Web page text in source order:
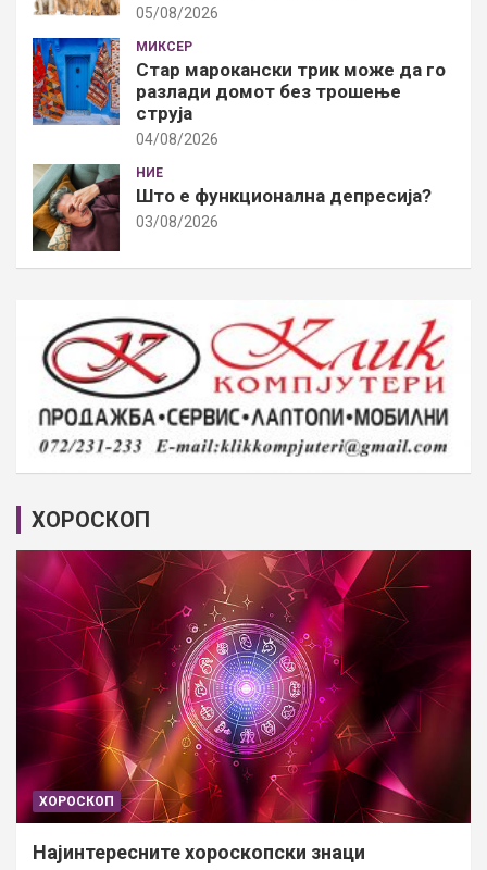
05/08/2026
МИКСЕР
Стар марокански трик може да го
разлади домот без трошење
струја
04/08/2026
НИЕ
Што е функционална депресија?
03/08/2026
ХОРОСКОП
ХОРОСКОП
Најинтересните хороскопски знаци